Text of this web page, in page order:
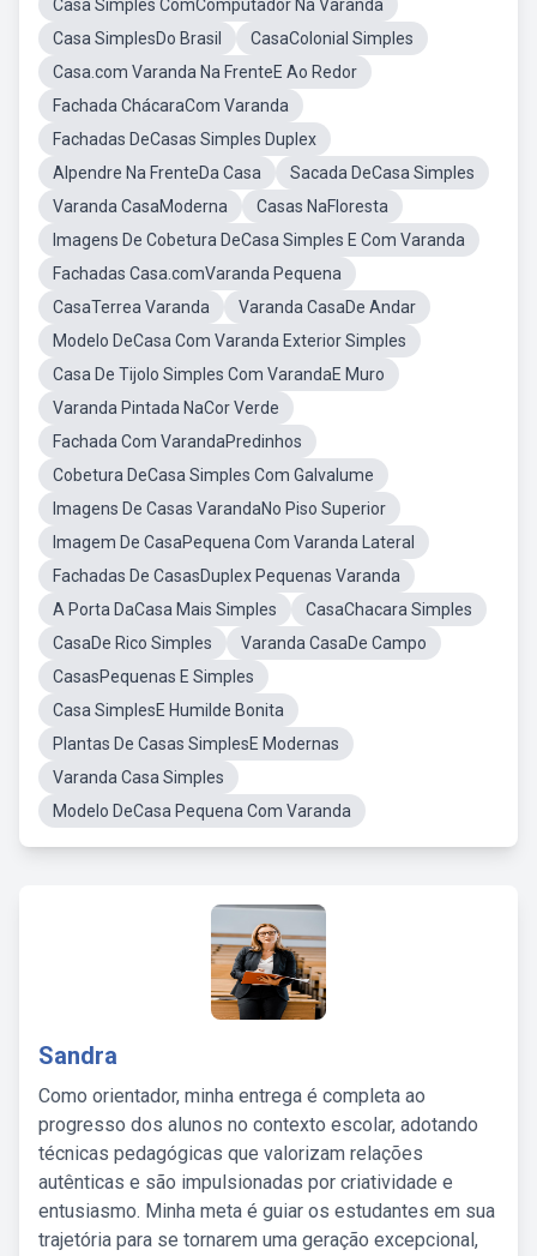
Casa Simples ComComputador Na Varanda
Casa SimplesDo Brasil
CasaColonial Simples
Casa.com Varanda Na FrenteE Ao Redor
Fachada ChácaraCom Varanda
Fachadas DeCasas Simples Duplex
Alpendre Na FrenteDa Casa
Sacada DeCasa Simples
Varanda CasaModerna
Casas NaFloresta
Imagens De Cobetura DeCasa Simples E Com Varanda
Fachadas Casa.comVaranda Pequena
CasaTerrea Varanda
Varanda CasaDe Andar
Modelo DeCasa Com Varanda Exterior Simples
Casa De Tijolo Simples Com VarandaE Muro
Varanda Pintada NaCor Verde
Fachada Com VarandaPredinhos
Cobetura DeCasa Simples Com Galvalume
Imagens De Casas VarandaNo Piso Superior
Imagem De CasaPequena Com Varanda Lateral
Fachadas De CasasDuplex Pequenas Varanda
A Porta DaCasa Mais Simples
CasaChacara Simples
CasaDe Rico Simples
Varanda CasaDe Campo
CasasPequenas E Simples
Casa SimplesE Humilde Bonita
Plantas De Casas SimplesE Modernas
Varanda Casa Simples
Modelo DeCasa Pequena Com Varanda
Sandra
Como orientador, minha entrega é completa ao
progresso dos alunos no contexto escolar, adotando
técnicas pedagógicas que valorizam relações
autênticas e são impulsionadas por criatividade e
entusiasmo. Minha meta é guiar os estudantes em sua
trajetória para se tornarem uma geração excepcional,